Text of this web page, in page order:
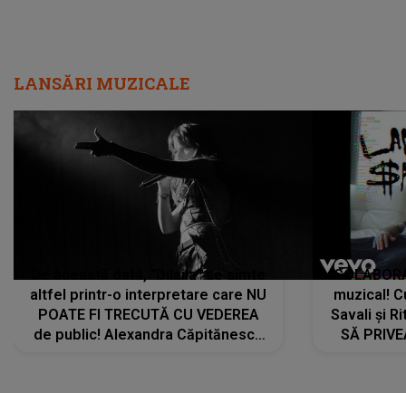
LANSĂRI MUZICALE
De această dată, "Dilaila" se simte
altfel printr-o interpretare care NU
POATE FI TRECUTĂ CU VEDEREA
de public! Alexandra Căpitănescu
muzical!
Savali și
SĂ